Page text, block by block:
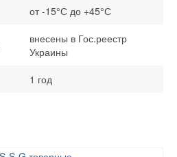
от -15°С до +45°С
внесены в Гос.реестр
Украины
1 год